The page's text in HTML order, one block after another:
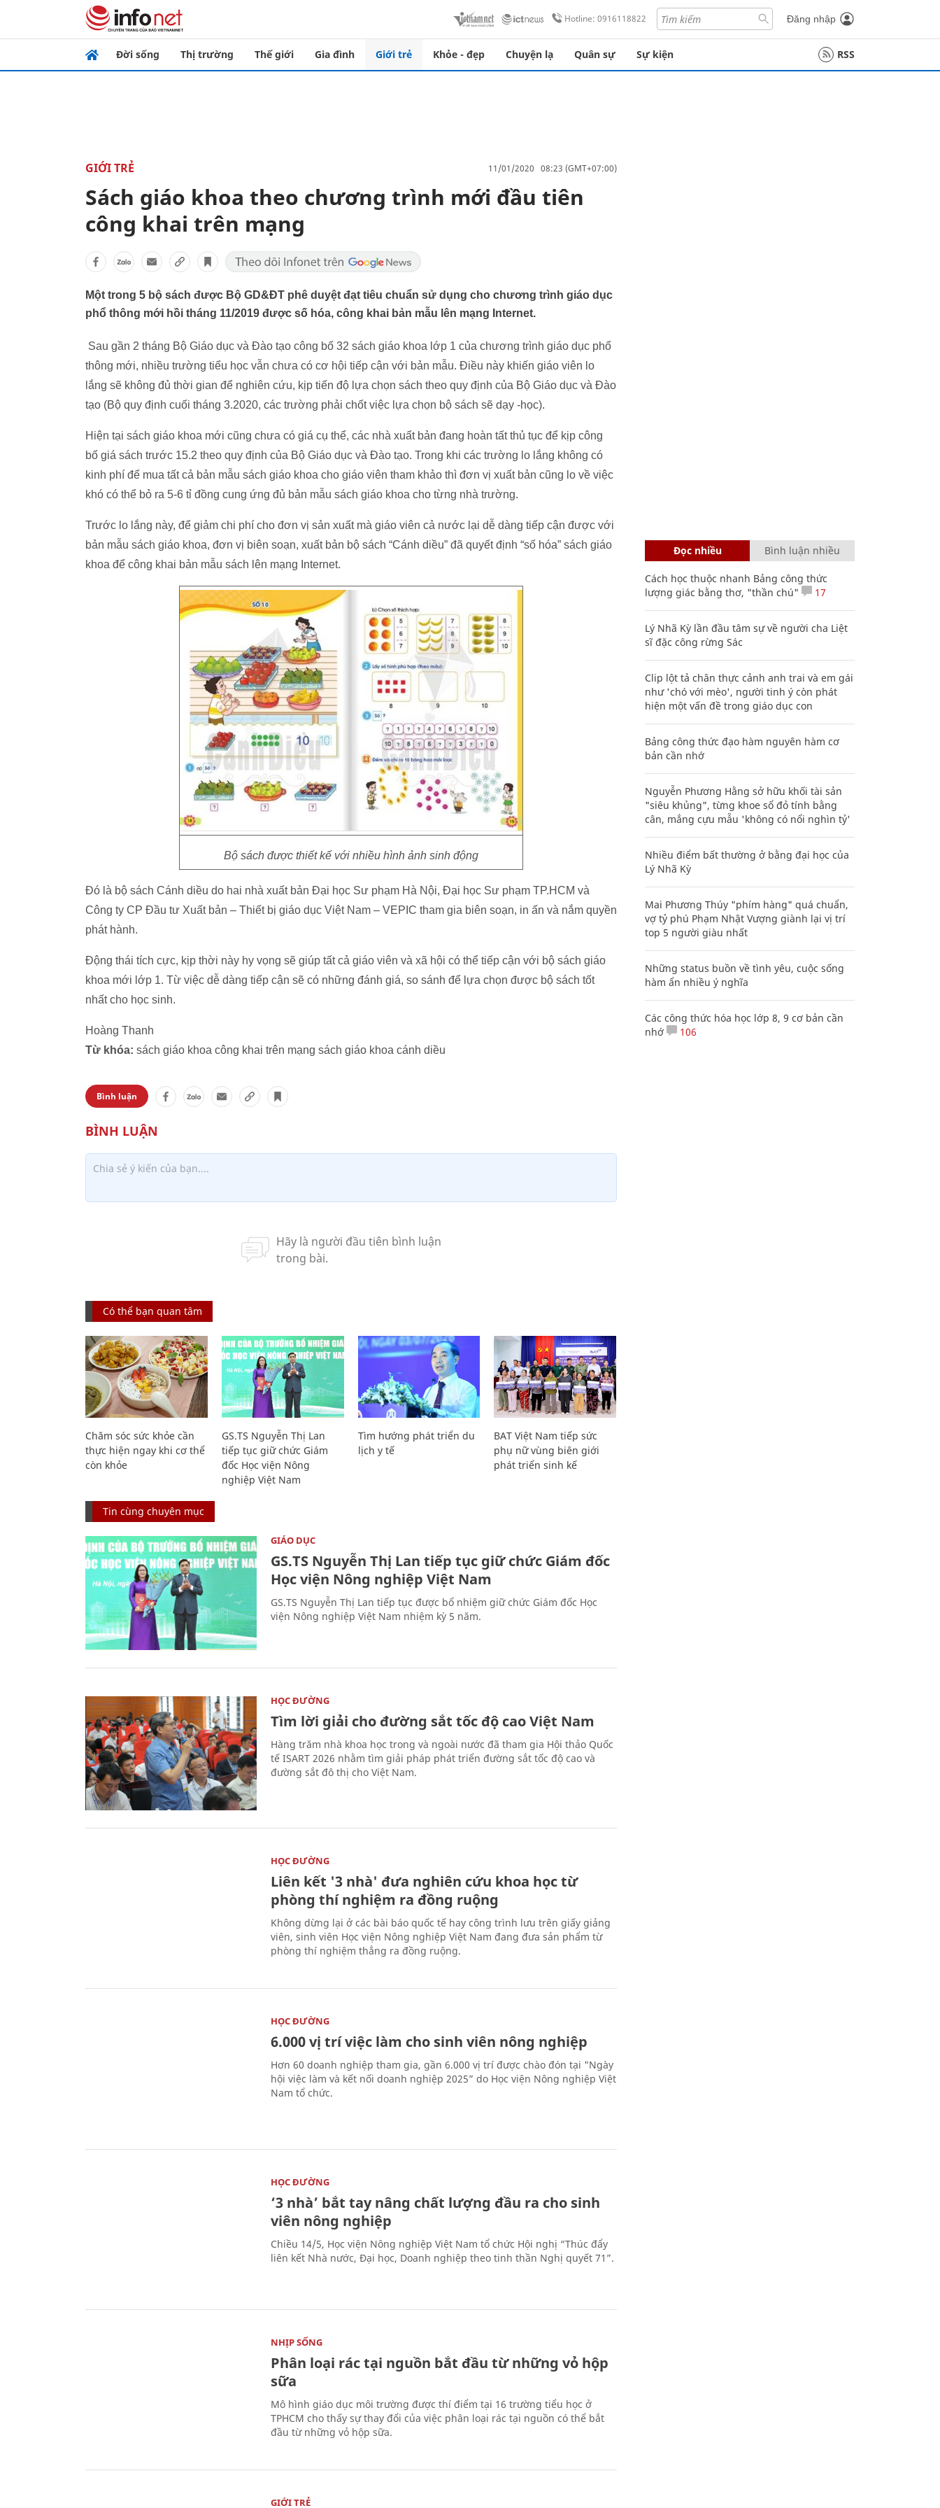
Hotline: 0916118822 Đăng nhập
Đời sống Thị trường Thế giới Gia đình Giới trẻ Khỏe - đẹp Chuyện lạ Quân sự Sự kiện RSS
GIỚI TRẺ 11/01/2020 08:23 (GMT+07:00)
Sách giáo khoa theo chương trình mới đầu tiên
công khai trên mạng
Một trong 5 bộ sách được Bộ GD&ĐT phê duyệt đạt tiêu chuẩn sử dụng cho chương trình giáo dục
phổ thông mới hồi tháng 11/2019 được số hóa, công khai bản mẫu lên mạng Internet.
Sau gần 2 tháng Bộ Giáo dục và Đào tạo công bố 32 sách giáo khoa lớp 1 của chương trình giáo dục phổ
thông mới, nhiều trường tiểu học vẫn chưa có cơ hội tiếp cận với bản mẫu. Điều này khiến giáo viên lo
lắng sẽ không đủ thời gian để nghiên cứu, kịp tiến độ lựa chọn sách theo quy định của Bộ Giáo dục và Đào
tạo (Bộ quy định cuối tháng 3.2020, các trường phải chốt việc lựa chọn bộ sách sẽ dạy -học).
Hiện tại sách giáo khoa mới cũng chưa có giá cụ thể, các nhà xuất bản đang hoàn tất thủ tục để kịp công
bố giá sách trước 15.2 theo quy định của Bộ Giáo dục và Đào tạo. Trong khi các trường lo lắng không có
kinh phí để mua tất cả bản mẫu sách giáo khoa cho giáo viên tham khảo thì đơn vị xuất bản cũng lo về việc
khó có thể bỏ ra 5-6 tỉ đồng cung ứng đủ bản mẫu sách giáo khoa cho từng nhà trường.
Trước lo lắng này, để giảm chi phí cho đơn vị sản xuất mà giáo viên cả nước lại dễ dàng tiếp cận được với
bản mẫu sách giáo khoa, đơn vị biên soạn, xuất bản bộ sách “Cánh diều” đã quyết định “số hóa” sách giáo
khoa để công khai bản mẫu sách lên mạng Internet.
Bộ sách được thiết kế với nhiều hình ảnh sinh động
Đó là bộ sách Cánh diều do hai nhà xuất bản Đại học Sư phạm Hà Nội, Đại học Sư phạm TP.HCM và
Công ty CP Đầu tư Xuất bản – Thiết bị giáo dục Việt Nam – VEPIC tham gia biên soạn, in ấn và nắm quyền
phát hành.
Động thái tích cực, kịp thời này hy vọng sẽ giúp tất cả giáo viên và xã hội có thể tiếp cận với bộ sách giáo
khoa mới lớp 1. Từ việc dễ dàng tiếp cận sẽ có những đánh giá, so sánh để lựa chọn được bộ sách tốt
nhất cho học sinh.
Hoàng Thanh
Từ khóa: sách giáo khoa công khai trên mạng sách giáo khoa cánh diều
Bình luận
Có thể bạn quan tâm
Chăm sóc sức khỏe cần
thực hiện ngay khi cơ thể
còn khỏe
GS.TS Nguyễn Thị Lan
tiếp tục giữ chức Giám
đốc Học viện Nông
nghiệp Việt Nam
Tìm hướng phát triển du
lịch y tế
BAT Việt Nam tiếp sức
phụ nữ vùng biên giới
phát triển sinh kế
Tin cùng chuyên mục
GIÁO DỤC
GS.TS Nguyễn Thị Lan tiếp tục giữ chức Giám đốc
Học viện Nông nghiệp Việt Nam
GS.TS Nguyễn Thị Lan tiếp tục được bổ nhiệm giữ chức Giám đốc Học
viện Nông nghiệp Việt Nam nhiệm kỳ 5 năm.
HỌC ĐƯỜNG
Tìm lời giải cho đường sắt tốc độ cao Việt Nam
Hàng trăm nhà khoa học trong và ngoài nước đã tham gia Hội thảo Quốc
tế ISART 2026 nhằm tìm giải pháp phát triển đường sắt tốc độ cao và
đường sắt đô thị cho Việt Nam.
HỌC ĐƯỜNG
Liên kết '3 nhà' đưa nghiên cứu khoa học từ
phòng thí nghiệm ra đồng ruộng
Không dừng lại ở các bài báo quốc tế hay công trình lưu trên giấy giảng
viên, sinh viên Học viện Nông nghiệp Việt Nam đang đưa sản phẩm từ
phòng thí nghiệm thẳng ra đồng ruộng.
HỌC ĐƯỜNG
6.000 vị trí việc làm cho sinh viên nông nghiệp
Hơn 60 doanh nghiệp tham gia, gần 6.000 vị trí được chào đón tại "Ngày
hội việc làm và kết nối doanh nghiệp 2025” do Học viện Nông nghiệp Việt
Nam tổ chức.
HỌC ĐƯỜNG
‘3 nhà’ bắt tay nâng chất lượng đầu ra cho sinh
viên nông nghiệp
Chiều 14/5, Học viện Nông nghiệp Việt Nam tổ chức Hội nghị “Thúc đẩy
liên kết Nhà nước, Đại học, Doanh nghiệp theo tinh thần Nghị quyết 71”.
NHỊP SỐNG
Phân loại rác tại nguồn bắt đầu từ những vỏ hộp
sữa
Mô hình giáo dục môi trường được thí điểm tại 16 trường tiểu học ở
TPHCM cho thấy sự thay đổi của việc phân loại rác tại nguồn có thể bắt
đầu từ những vỏ hộp sữa.
GIỚI TRẺ
Đọc nhiều Bình luận nhiều
Cách học thuộc nhanh Bảng công thức
lượng giác bằng thơ, "thần chú"
17
Lý Nhã Kỳ lần đầu tâm sự về người cha Liệt
sĩ đặc công rừng Sác
Clip lột tả chân thực cảnh anh trai và em gái
như 'chó với mèo', người tinh ý còn phát
hiện một vấn đề trong giáo dục con
Bảng công thức đạo hàm nguyên hàm cơ
bản cần nhớ
Nguyễn Phương Hằng sở hữu khối tài sản
"siêu khủng", từng khoe sổ đỏ tính bằng
cân, mắng cựu mẫu 'không có nổi nghìn tỷ'
Nhiều điểm bất thường ở bằng đại học của
Lý Nhã Kỳ
Mai Phương Thúy "phím hàng" quá chuẩn,
vợ tỷ phú Phạm Nhật Vượng giành lại vị trí
top 5 người giàu nhất
Những status buồn về tình yêu, cuộc sống
hàm ẩn nhiều ý nghĩa
Các công thức hóa học lớp 8, 9 cơ bản cần
nhớ
106